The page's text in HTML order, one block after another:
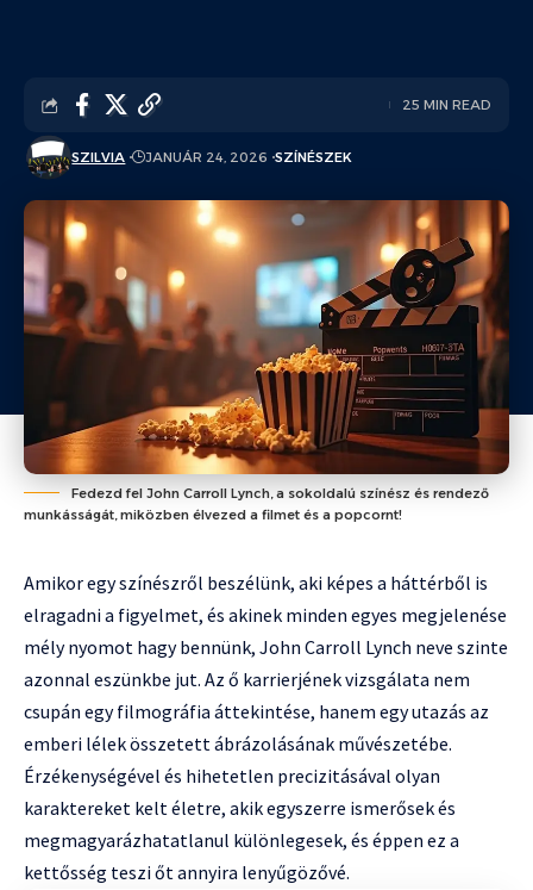
SZILVIA JANUÁR 24, 2026 SZÍNÉSZEK
25 MIN READ
Fedezd fel John Carroll Lynch, a sokoldalú színész és rendező
munkásságát, miközben élvezed a filmet és a popcornt!
Amikor egy színészről beszélünk, aki képes a háttérből is
elragadni a figyelmet, és akinek minden egyes megjelenése
mély nyomot hagy bennünk, John Carroll Lynch neve szinte
azonnal eszünkbe jut. Az ő karrierjének vizsgálata nem
csupán egy filmográfia áttekintése, hanem egy utazás az
emberi lélek összetett ábrázolásának művészetébe.
Érzékenységével és hihetetlen precizitásával olyan
karaktereket kelt életre, akik egyszerre ismerősek és
megmagyarázhatatlanul különlegesek, és éppen ez a
kettősség teszi őt annyira lenyűgözővé.